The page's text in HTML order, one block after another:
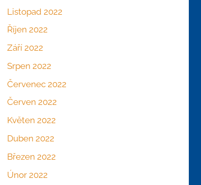
Listopad 2022
Říjen 2022
Září 2022
Srpen 2022
Červenec 2022
Červen 2022
Květen 2022
Duben 2022
Březen 2022
Únor 2022